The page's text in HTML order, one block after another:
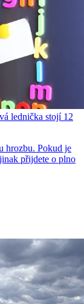
lednička stojí 12
hrozbu. Pokud je
přijdete o plno